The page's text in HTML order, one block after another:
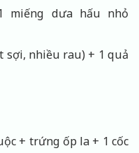
miếng dưa hấu nhỏ
sợi, nhiều rau) + 1 quả
+ trứng ốp la + 1 cốc